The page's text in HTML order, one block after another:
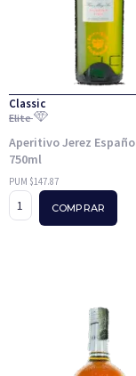
Classic
Elite
Aperitivo Jerez
750ml
PUM $147.87
COMPRAR